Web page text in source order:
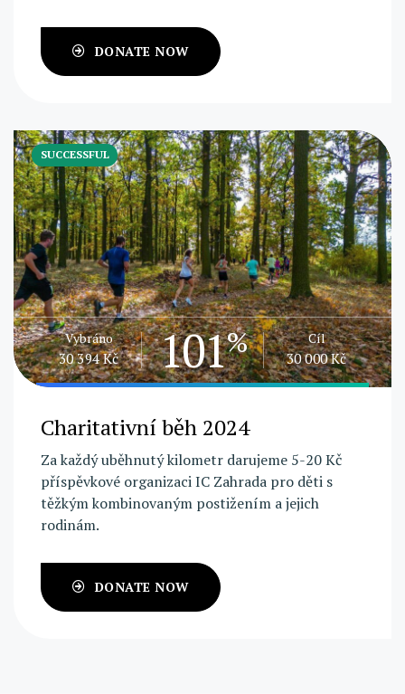
DONATE NOW
Charitativní běh 2024
Za každý uběhnutý kilometr darujeme 5-20 Kč
příspěvkové organizaci IC Zahrada pro děti s
těžkým kombinovaným postižením a jejich
rodinám.
DONATE NOW
SUCCESSFUL
Vybráno
30 394 Kč 101% Cíl
30 000 Kč